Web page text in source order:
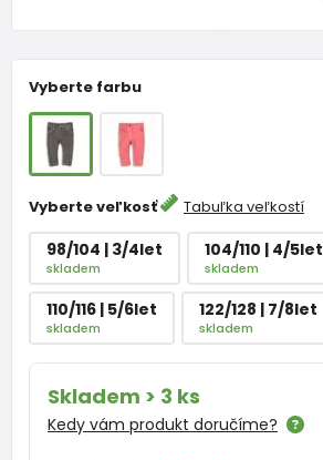
Vyberte farbu
Vyberte veľkosť Tabuľka veľkostí
98/104 | 3/4let
skladem
104/110 | 4/5let
skladem
110/116 | 5/6let
skladem
122/128 | 7/8let
skladem
Skladem > 3 ks
Kedy vám produkt doručíme?